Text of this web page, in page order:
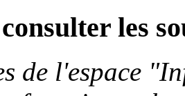
les
de l'espace